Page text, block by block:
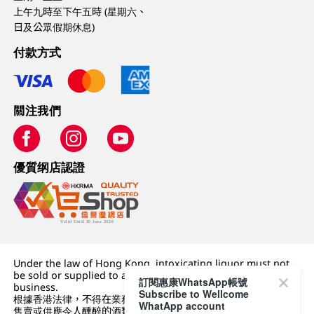
上午九時至下午五時 (星期六、
日及公眾假期休息)
付款方式
關注我們
優質纲店認證
Under the law of Hong Kong, intoxicating liquor must not
be sold or supplied to a minor (under 18) in the course of
business.
根據香港法律，不得在業務過程中，向未成年人 (18 歲以下人士)
售賣或供應令人醺醉的酒類。
訂閱惠康WhatsApp帳號
Subscribe to Wellcome
WhatApp account